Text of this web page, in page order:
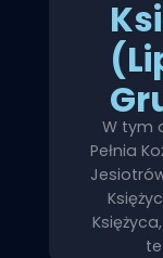
W tym
Pełnia